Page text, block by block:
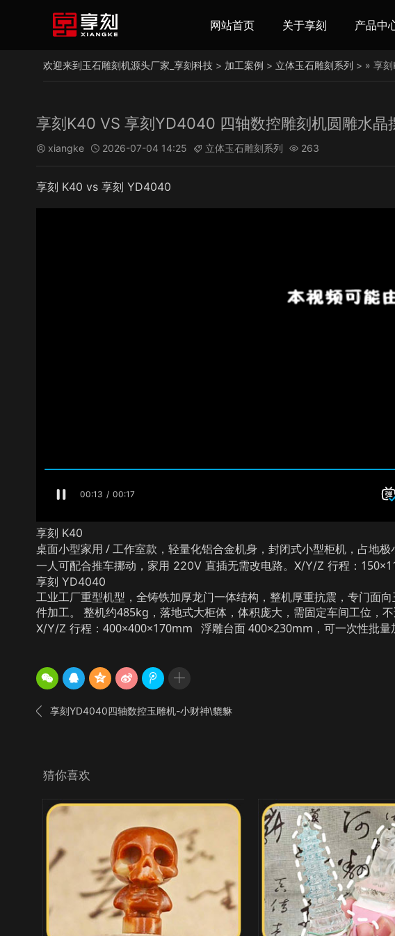
网站首页 关于享刻 产品中
欢迎来到玉石雕刻机源头厂家_享刻科技 > 加工案例 > 立体玉石雕刻系列 > » 享
享刻K40 VS 享刻YD4040 四轴数控雕刻机圆雕水晶
 xiangke  2026-07-04 14:25  立体玉石雕刻系列  263
享刻 K40 vs 享刻 YD4040
享刻 K40
桌面小型家用 / 工作室款 ，轻量化铝合金机身，封闭式小型柜机，占地
一人可配合推车挪动，家用 220V 直插无需改电路。 X/Y/Z 行程：
享刻 YD4040
工业工厂重型机型，全铸铁加厚龙门一体结构，整机厚重抗震，专门面
件加工。 整机约485kg，落地式大柜体，体积庞大，需固定车间工位，不
X/Y/Z 行程： 400×400×170mm 浮雕台面 400×230mm，可一次性批量
 享刻YD4040四轴数控玉雕机-小财神\貔貅
猜你喜欢